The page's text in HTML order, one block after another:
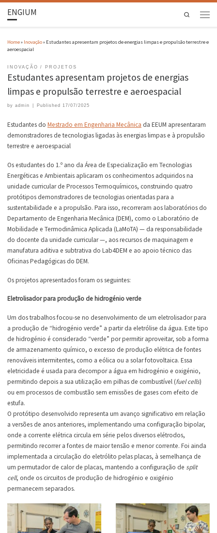
ENGIUM Search
Home» Inovação» Estudantes apresentam projetos de energias limpas e propulsão terrestre e
aeroespacial
INOVAÇÃO PROJETOS
Estudantes apresentam projetos de energias
limpas e propulsão terrestre e aeroespacial
by admin Published 17/07/2025
Estudantes do Mestrado em Engenharia Mecânica da EEUM apresentaram
demonstradores de tecnologias ligadas às energias limpas e à propulsão
terrestre e aeroespacial
Os estudantes do 1.º ano da Área de Especialização em Tecnologias
Energéticas e Ambientais aplicaram os conhecimentos adquiridos na
unidade curricular de Processos Termoquímicos, construindo quatro
protótipos demonstradores de tecnologias orientadas para a
sustentabilidade e a propulsão. Para isso, recorreram aos laboratórios do
Departamento de Engenharia Mecânica (DEM), como o Laboratório de
Mobilidade e Termodinâmica Aplicada (LaMoTA) — da responsabilidade
do docente da unidade curricular —, aos recursos de maquinagem e
manufatura aditiva e subtrativa do Lab4DEM e ao apoio técnico das
Oficinas Pedagógicas do DEM.
Os projetos apresentados foram os seguintes:
Eletrolisador para produção de hidrogénio verde
Um dos trabalhos focou-se no desenvolvimento de um eletrolisador para
a produção de “hidrogénio verde” a partir da eletrólise da água. Este tipo
de hidrogénio é considerado “verde” por permitir aproveitar, sob a forma
de armazenamento químico, o excesso de produção elétrica de fontes
renováveis intermitentes, como a eólica ou a solar fotovoltaica. Essa
eletricidade é usada para decompor a água em hidrogénio e oxigénio,
permitindo depois a sua utilização em pilhas de combustível (fuel cells)
ou em processos de combustão sem emissões de gases com efeito de
estufa.
O protótipo desenvolvido representa um avanço significativo em relação
a versões de anos anteriores, implementando uma configuração bipolar,
onde a corrente elétrica circula em série pelos diversos elétrodos,
permitindo recorrer a fontes de maior tensão e menor corrente. Foi ainda
implementada a circulação do eletrólito pelas placas, à semelhança de
um permutador de calor de placas, mantendo a configuração de split
cell, onde os circuitos de produção de hidrogénio e oxigénio
permanecem separados.